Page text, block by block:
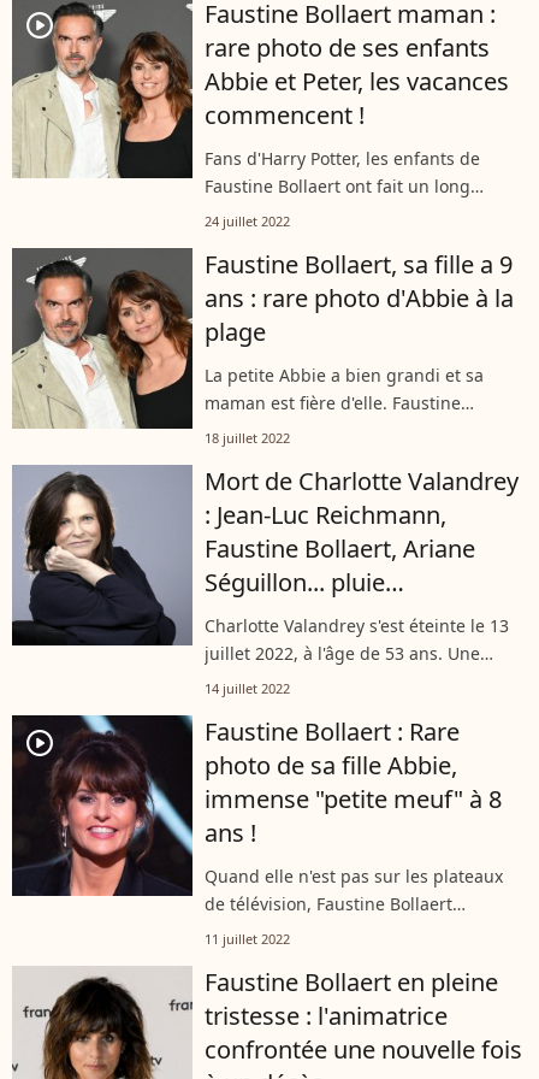
player2
Faustine Bollaert maman :
rare photo de ses enfants
Abbie et Peter, les vacances
commencent !
Fans d'Harry Potter, les enfants de
Faustine Bollaert ont fait un long
voyage en avion pour rejoindre leur
L'animatrice a partagé de rares
photographies...
24 juillet 2022
Faustine Bollaert, sa fille a 9
ans : rare photo d'Abbie à la
plage
La petite Abbie a bien grandi et sa
maman est fière d'elle. Faustine
Bollaert a en effet tenu à rendre
anniversaire. L'occasion pour elle de
diffuser...
18 juillet 2022
Mort de Charlotte Valandrey
: Jean-Luc Reichmann,
Faustine Bollaert, Ariane
Séguillon... pluie
d'hommages
Charlotte Valandrey s'est éteinte le 13
juillet 2022, à l'âge de 53 ans. Une
personnalité très appréciée qui a laissé
Nombreux sont les people à...
14 juillet 2022
player2
Faustine Bollaert : Rare
photo de sa fille Abbie,
immense "petite meuf" à 8
ans !
Quand elle n'est pas sur les plateaux
de télévision, Faustine Bollaert
redevient la maman d'Abbie et Peter,
d'amour avec l'écrivain Maxime
Chattam....
11 juillet 2022
Faustine Bollaert en pleine
tristesse : l'animatrice
confrontée une nouvelle fois